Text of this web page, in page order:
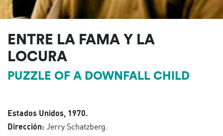
ENTRE LA FAMA Y LA
LOCURA
PUZZLE OF A DOWNFALL CHILD
Estados Unidos, 1970.
Dirección: Jerry Schatzberg.